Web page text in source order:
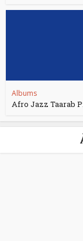
Albums
Afro Jazz Taarab